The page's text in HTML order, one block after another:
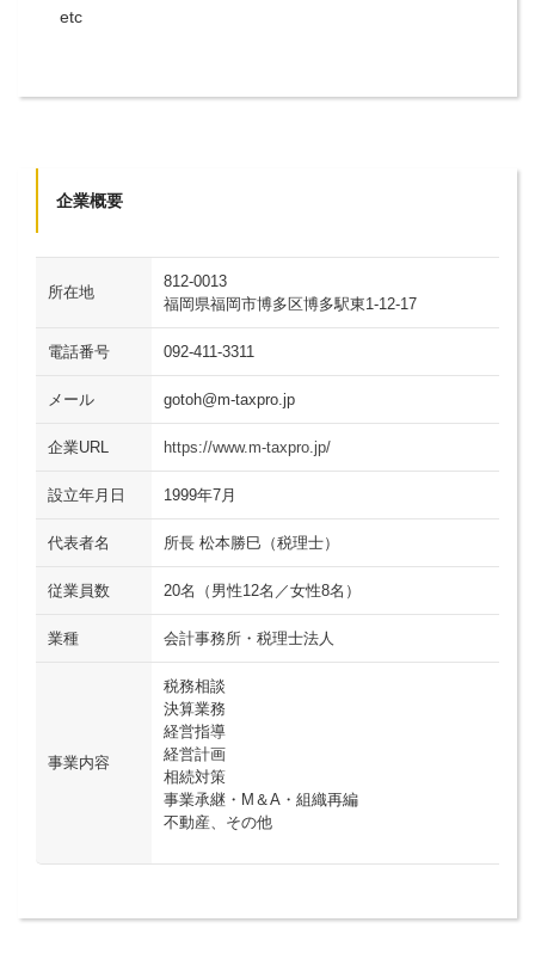
etc
企業概要
所在地
812-0013
福岡県福岡市博多区博多駅東1-12-17
電話番号 092-411-3311
メール gotoh@m-taxpro.jp
企業URL https://www.m-taxpro.jp/
設立年月日 1999年7月
代表者名 所長 松本勝巳（税理士）
従業員数 20名（男性12名／女性8名）
業種 会計事務所・税理士法人
事業内容
税務相談
決算業務
経営指導
経営計画
相続対策
事業承継・M＆A・組織再編
不動産、その他